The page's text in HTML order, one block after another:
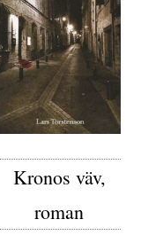
Kronos väv,
roman